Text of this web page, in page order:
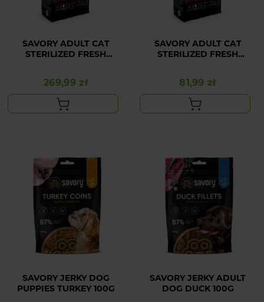
SAVORY ADULT CAT
STERILIZED FRESH
Cena
269,99 zł
SAVORY ADULT CAT
STERILIZED FRESH
Cena
81,99 zł
SAVORY JERKY DOG
PUPPIES TURKEY 100G
SAVORY JERKY ADULT
DOG DUCK 100G